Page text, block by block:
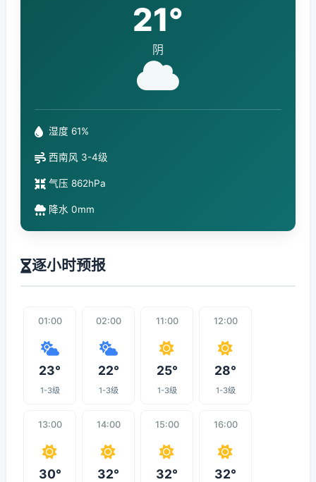
21°
阴
湿度 61%
西南风 3-4级
气压 862hPa
降水 0mm
逐小时预报
01:00
23°
1-3级
02:00
22°
1-3级
11:00
25°
1-3级
12:00
28°
1-3级
13:00
30°
14:00
32°
15:00
32°
16:00
32°